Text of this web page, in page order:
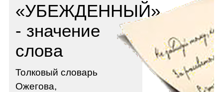
«УБЕЖДЕННЫЙ»
- значение
слова
Толковый словарь
Ожегова,